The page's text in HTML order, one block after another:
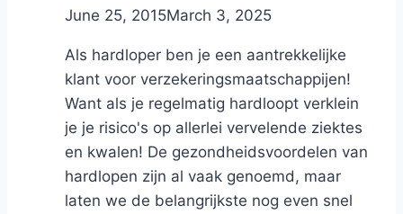
ByNicole
June 25, 2015March 3, 2025
Als hardloper ben je een aantrekkelijke
klant voor verzekeringsmaatschappijen!
Want als je regelmatig hardloopt verklein
je je risico's op allerlei vervelende ziektes
en kwalen! De gezondheidsvoordelen van
hardlopen zijn al vaak genoemd, maar
laten we de belangrijkste nog even snel